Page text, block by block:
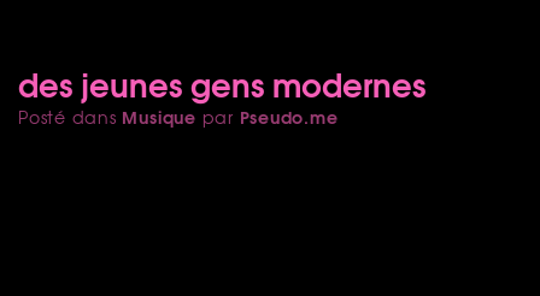
des jeunes gens modernes
Posté dans Musique par Pseudo.me